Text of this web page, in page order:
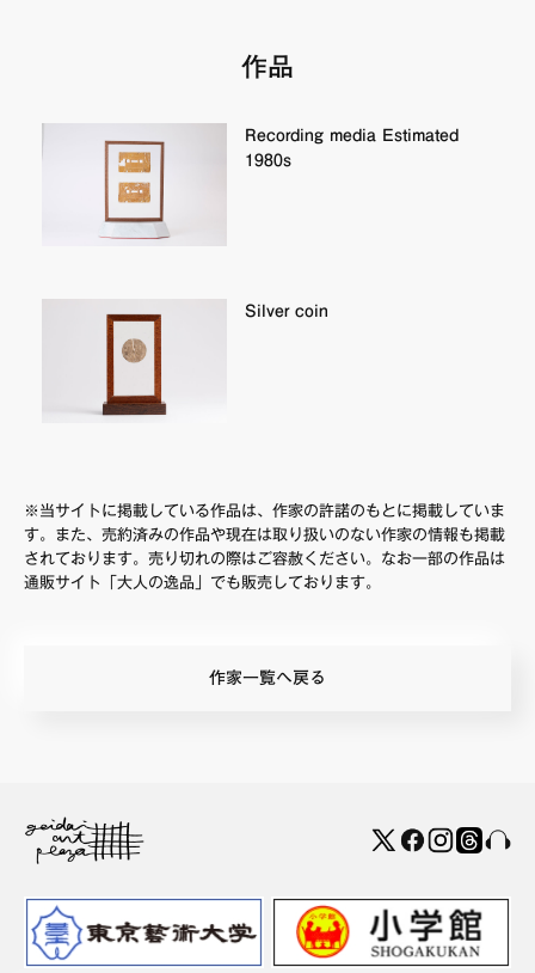
作品
Recording media Estimated
1980s
Silver coin
※当サイトに掲載している作品は、作家の許諾のもとに掲載していま
す。また、売約済みの作品や現在は取り扱いのない作家の情報も掲載
されております。売り切れの際はご容赦ください。なお一部の作品は
通販サイト「大人の逸品」でも販売しております。
作家一覧へ戻る